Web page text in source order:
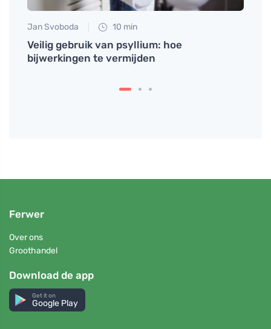
Jan Svoboda 10 min
Veilig gebruik van psyllium: hoe
bijwerkingen te vermijden
Ferwer
Over ons
Groothandel
Download de app
Get it on
Google Play